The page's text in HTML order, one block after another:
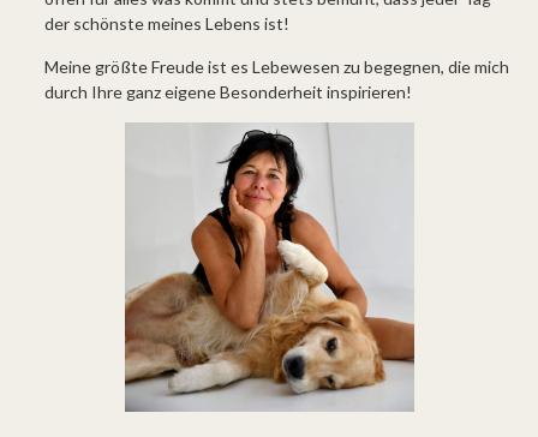
der schönste meines Lebens ist!
Meine größte Freude ist es Lebewesen zu begegnen, die mich
durch Ihre ganz eigene Besonderheit inspirieren!